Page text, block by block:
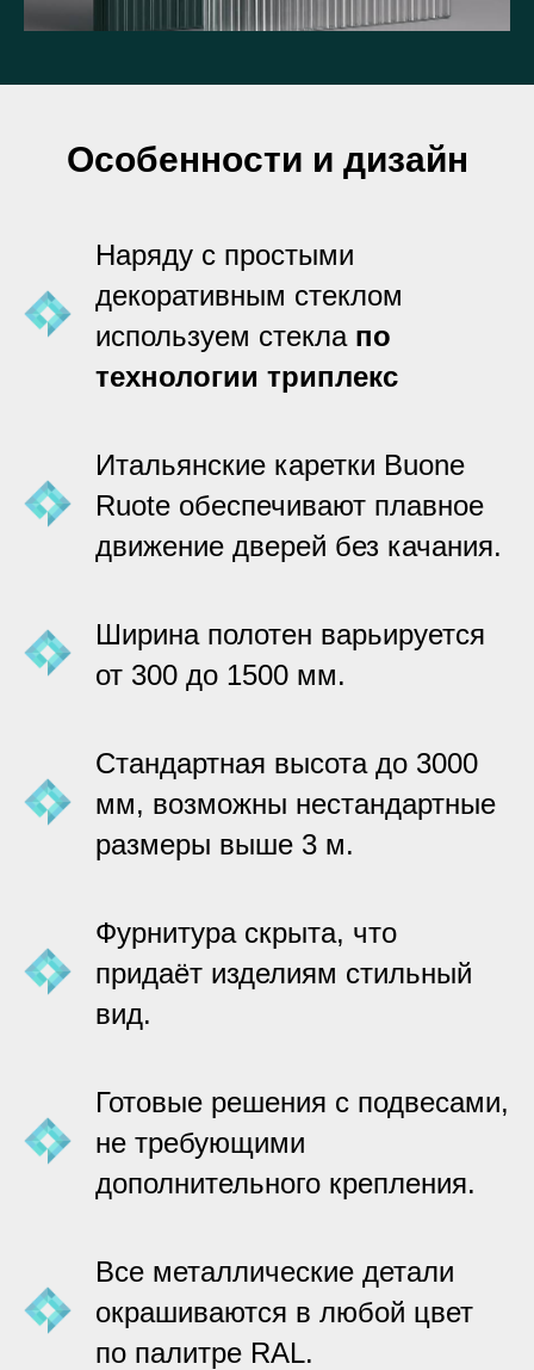
Особенности и дизайн
Наряду с простыми
декоративным стеклом
используем стекла по
технологии триплекс
Итальянские каретки Buone
Ruote обеспечивают плавное
движение дверей без качания.
Ширина полотен варьируется
от 300 до 1500 мм.
Стандартная высота до 3000
мм, возможны нестандартные
размеры выше 3 м.
Фурнитура скрыта, что
придаёт изделиям стильный
вид.
Готовые решения с подвесами,
не требующими
дополнительного крепления.
Все металлические детали
окрашиваются в любой цвет
по палитре RAL.